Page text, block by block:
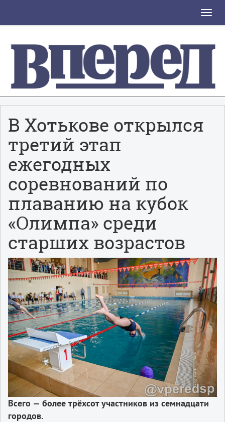
Toggle
В Хотькове открылся
третий этап
ежегодных
соревнований по
плаванию на кубок
«Олимпа» среди
старших возрастов
Всего — более трёхсот участников из семнадцати
городов.